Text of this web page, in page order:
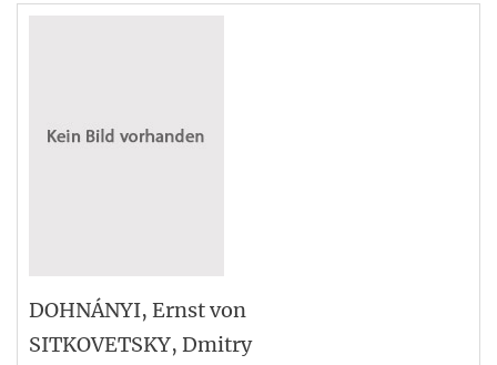
DOHNÁNYI, Ernst von
SITKOVETSKY, Dmitry